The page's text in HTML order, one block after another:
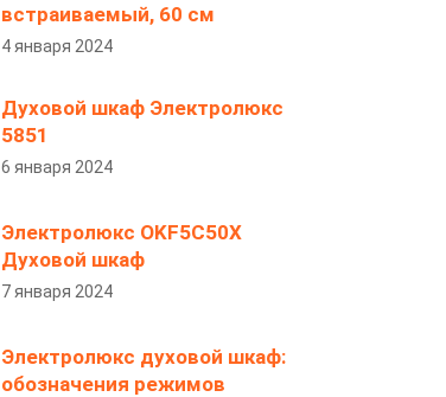
встраиваемый, 60 см
4 января 2024
Духовой шкаф Электролюкс
5851
6 января 2024
Электролюкс OKF5C50X
Духовой шкаф
7 января 2024
Электролюкс духовой шкаф:
обозначения режимов